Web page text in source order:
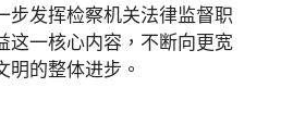
步发挥检察机关法律监督职
这一核心内容，不断向更宽
明的整体进步。